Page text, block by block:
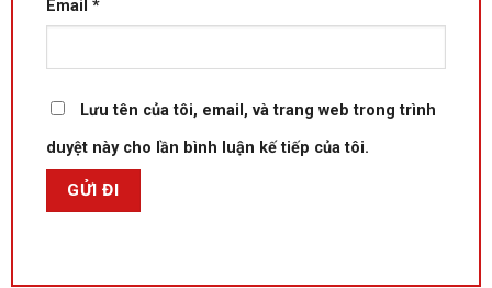
Email *
Lưu tên của tôi, email, và trang web trong trình
duyệt này cho lần bình luận kế tiếp của tôi.